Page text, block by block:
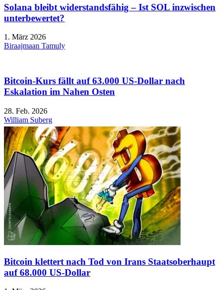
Solana bleibt widerstandsfähig – Ist SOL inzwischen
unterbewertet?
1. März 2026
Biraajmaan Tamuly
Bitcoin-Kurs fällt auf 63.000 US-Dollar nach
Eskalation im Nahen Osten
28. Feb. 2026
William Suberg
Bitcoin klettert nach Tod von Irans Staatsoberhaupt
auf 68.000 US-Dollar